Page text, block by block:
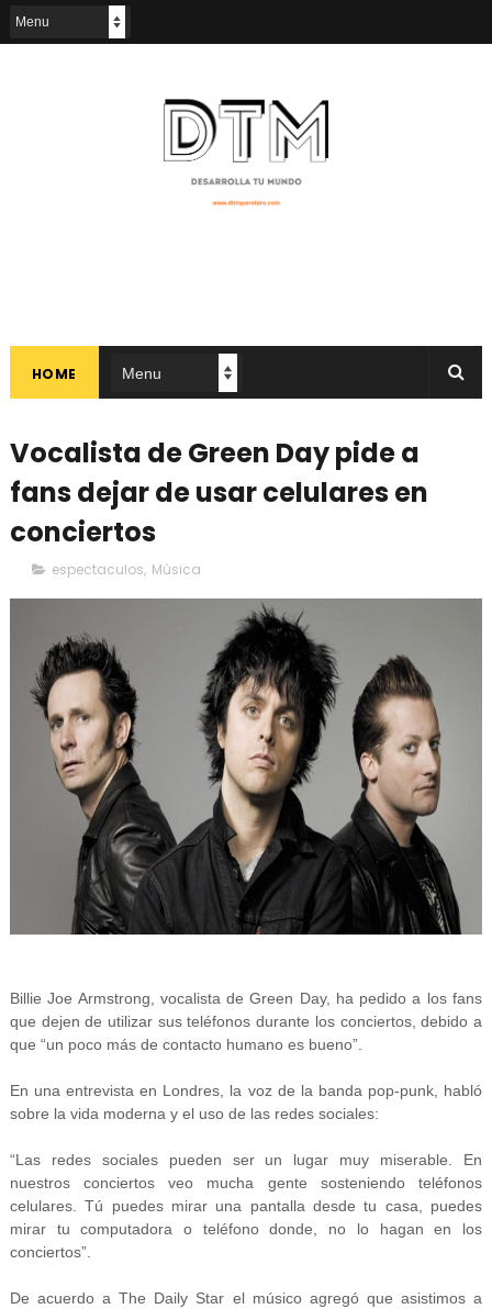
HOME
Vocalista de Green Day pide a
fans dejar de usar celulares en
conciertos
espectaculos, Música
Billie Joe Armstrong, vocalista de Green Day, ha pedido a los fans
que dejen de utilizar sus teléfonos durante los conciertos, debido a
que “un poco más de contacto humano es bueno”.
En una entrevista en Londres, la voz de la banda pop-punk, habló
sobre la vida moderna y el uso de las redes sociales:
“Las redes sociales pueden ser un lugar muy miserable. En
nuestros conciertos veo mucha gente sosteniendo teléfonos
celulares. Tú puedes mirar una pantalla desde tu casa, puedes
mirar tu computadora o teléfono donde, no lo hagan en los
conciertos”.
De acuerdo a The Daily Star el músico agregó que asistimos a